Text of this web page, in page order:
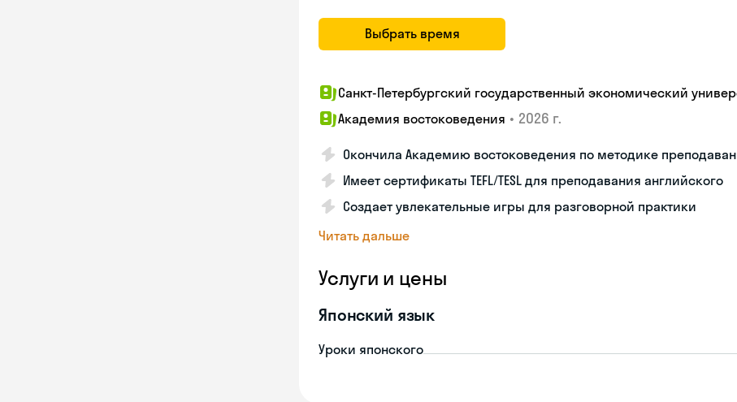
Выбрать время
Санкт-Петербургский государственный экономический
Академия востоковедения • 2026 г.
Окончила Академию востоковедения по методике
Имеет сертификаты TEFL/TESL для преподавания английского
Создает увлекательные игры для разговорной практики
Читать дальше
Услуги и цены
Японский язык
Уроки японского